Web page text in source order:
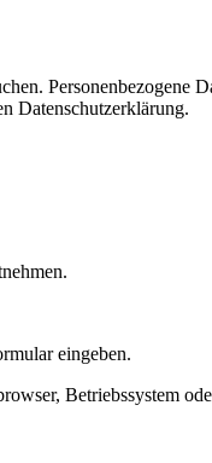
Personenbezogene
Datenschutzerklärung.
eingeben.
Betriebssystem